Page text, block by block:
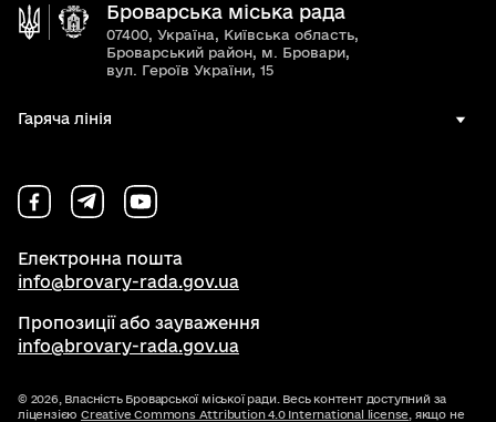
Броварська міська рада
07400, Україна, Київська область,
Броварський район, м. Бровари,
вул. Героїв України, 15
Гаряча лінія
Електронна пошта
info@brovary-rada.gov.ua
Пропозиції або зауваження
info@brovary-rada.gov.ua
© 2026, Власність Броварської міської ради. Весь контент доступний за
ліцензією Creative Commons Attribution 4.0 International license , якщо не